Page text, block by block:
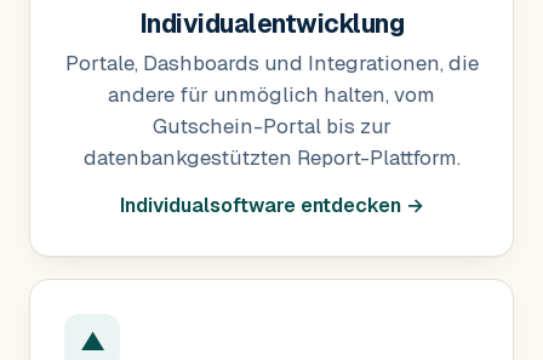
Individualentwicklung
Portale, Dashboards und Integrationen, die
andere für unmöglich halten, vom
Gutschein-Portal bis zur
datenbankgestützten Report-Plattform.
Individualsoftware entdecken →
▲